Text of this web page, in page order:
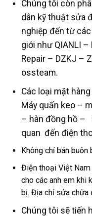
Chúng tôi còn
dân kỹ thuật sửa
nghiệp đến từ
giới như QIANLI –
Repair – DZKJ –
ossteam.
Các loại mặt
Máy quấn keo –
– hàn đồng hồ –
quan đến điện
Không chỉ bán
Điện thoại Việt
cho các anh em khi
bị. Địa chỉ sửa chữa
Chúng tôi sẽ tiến